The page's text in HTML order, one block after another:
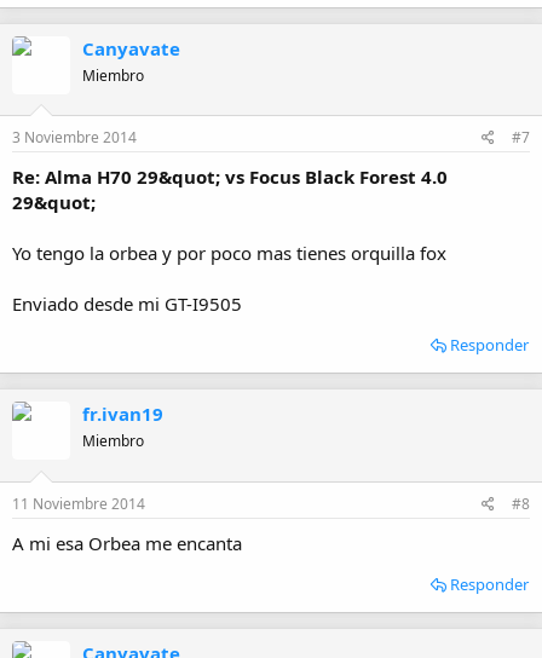
Canyavate
Miembro
3 Noviembre 2014 #7
Re: Alma H70 29&quot; vs Focus Black Forest 4.0
29&quot;
Yo tengo la orbea y por poco mas tienes orquilla fox
Enviado desde mi GT-I9505
Responder
fr.ivan19
Miembro
11 Noviembre 2014 #8
A mi esa Orbea me encanta
Responder
Canyavate